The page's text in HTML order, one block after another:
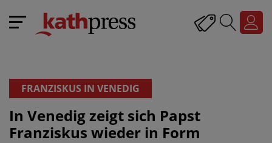
FRANZISKUS IN VENEDIG
In Venedig zeigt sich Papst
Franziskus wieder in Form